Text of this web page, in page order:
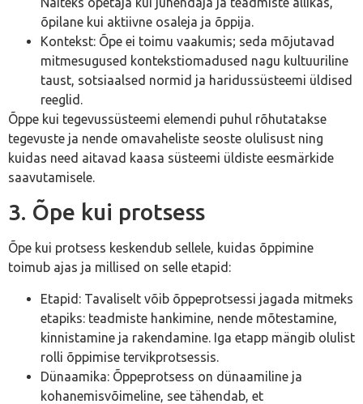
õpilane kui aktiivne osaleja ja õppija.
Kontekst: Õpe ei toimu vaakumis; seda mõjutavad
mitmesugused kontekstiomadused nagu kultuuriline
taust, sotsiaalsed normid ja haridussüsteemi üldised
reeglid.
Õppe kui tegevussüsteemi elemendi puhul rõhutatakse
tegevuste ja nende omavaheliste seoste olulisust ning
kuidas need aitavad kaasa süsteemi üldiste eesmärkide
saavutamisele.
3. Õpe kui protsess
Õpe kui protsess keskendub sellele, kuidas õppimine
toimub ajas ja millised on selle etapid:
Etapid: Tavaliselt võib õppeprotsessi jagada mitmeks
etapiks: teadmiste hankimine, nende mõtestamine,
kinnistamine ja rakendamine. Iga etapp mängib olulist
rolli õppimise tervikprotsessis.
Dünaamika: Õppeprotsess on dünaamiline ja
kohanemisvõimeline, see tähendab, et